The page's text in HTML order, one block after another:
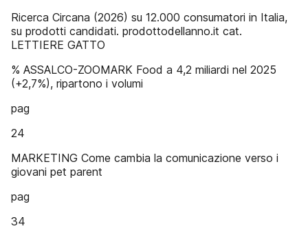
Ricerca Circana (2026) su 12.000 consumatori in Italia,
su prodotti candidati. prodottodellanno.it cat.
LETTIERE GATTO
% ASSALCO-ZOOMARK Food a 4,2 miliardi nel 2025
(+2,7%), ripartono i volumi
pag
24
MARKETING Come cambia la comunicazione verso i
giovani pet parent
pag
34